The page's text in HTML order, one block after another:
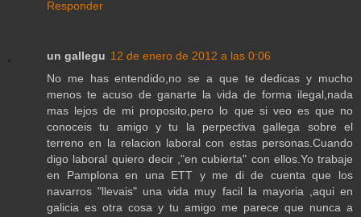
Responder
un gallegu 12 de enero de 2012 a las 0:06
No me has entendido,no se a que te dedicas y mucho
menos te acuso de ganarte la vida de forma ilegal,nada
mas lejos de mi proposito,pero lo que si veo es que no
conoceis tu amigo y tu la perpectiva gallega sobre el
terreno en la relacion laboral con estas personas.Cuando
digo laboral quiero decir ,"en cubierta" con ellos.Yo trabaje
en Pamplona en una ETT y me di de cuenta que los
navarros "llevais" una vida muy facil la mayoria ,aqui en
galicia es otra cosa y tu amigo me parece que nunca a